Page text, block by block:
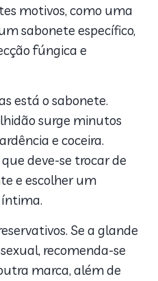
motivos, como uma
sabonete específico,
fúngica e
está o sabonete.
surge minutos
e coceira.
deve-se trocar de
e escolher um
íntima.
Se a glande
recomenda-se
marca, além de